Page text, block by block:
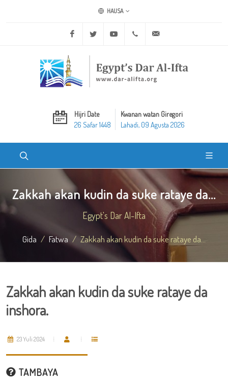
HAUSA
Facebook Twitter Youtube +20 2 25970400
Hijri Date
26 Safar 1448
Kwanan watan Giregori
Lahadi, 09 Agusta 2026
Zakkah akan kudin da suke rataye da...
Egypt's Dar Al-Ifta
Gida Fatwa Zakkah akan kudin da suke rataye da...
Zakkah akan kudin da suke rataye da
inshora.
23 Yuli 2024
TAMBAYA